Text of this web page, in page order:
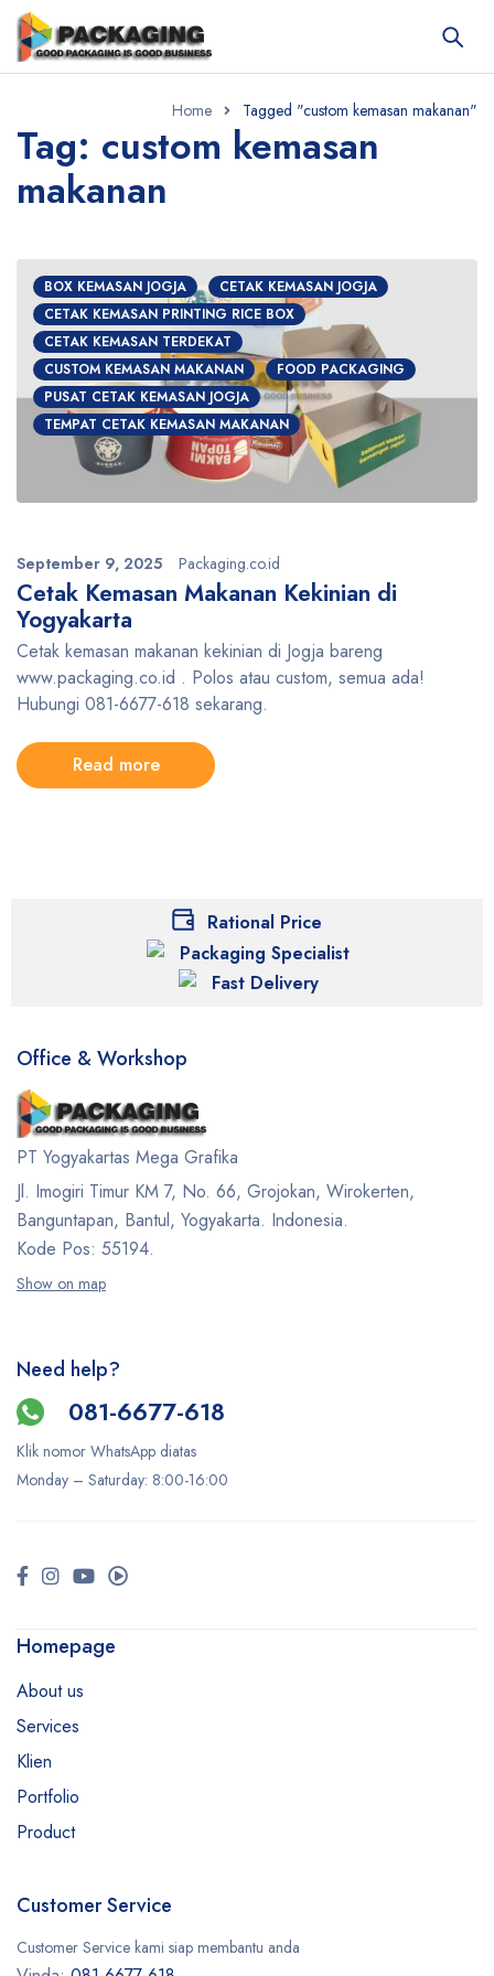
Home Tagged "custom kemasan makanan"
Tag: custom kemasan
makanan
BOX KEMASAN JOGJA
CETAK KEMASAN JOGJA
CETAK KEMASAN PRINTING RICE BOX
CETAK KEMASAN TERDEKAT
CUSTOM KEMASAN MAKANAN
FOOD PACKAGING
PUSAT CETAK KEMASAN JOGJA
TEMPAT CETAK KEMASAN MAKANAN
September 9, 2025 Packaging.co.id
Cetak Kemasan Makanan Kekinian di
Yogyakarta
Cetak kemasan makanan kekinian di Jogja bareng
www.packaging.co.id . Polos atau custom, semua ada!
Hubungi 081-6677-618 sekarang.
Read more
Rational Price
Packaging Specialist
Fast Delivery
Office & Workshop
PT Yogyakartas Mega Grafika
Jl. Imogiri Timur KM 7, No. 66, Grojokan, Wirokerten,
Banguntapan, Bantul, Yogyakarta. Indonesia.
Kode Pos: 55194.
Show on map
Need help?
081-6677-618
Klik nomor WhatsApp diatas
Monday – Saturday: 8:00-16:00
Homepage
About us
Services
Klien
Portfolio
Product
Customer Service
Customer Service kami siap membantu anda